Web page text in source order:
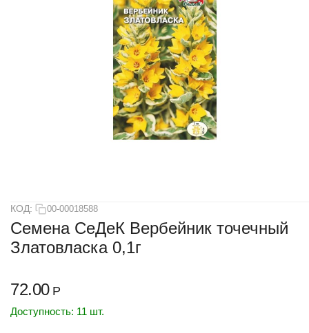
КОД: 00-00018588
Семена СеДеК Вербейник точечный
Златовласка 0,1г
72.00 Р
Доступность: 11 шт.